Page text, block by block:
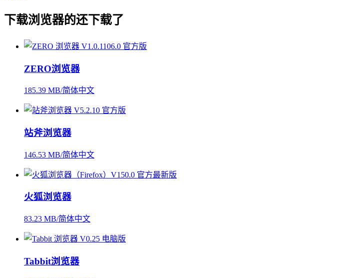
下载浏览器的还下载了
ZERO浏览器
185.39 MB/简体中文
站斧浏览器
146.53 MB/简体中文
火狐浏览器
83.23 MB/简体中文
Tabbit浏览器